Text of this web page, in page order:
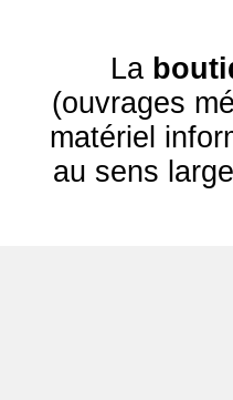
La
(ouvrages
matériel
au sens